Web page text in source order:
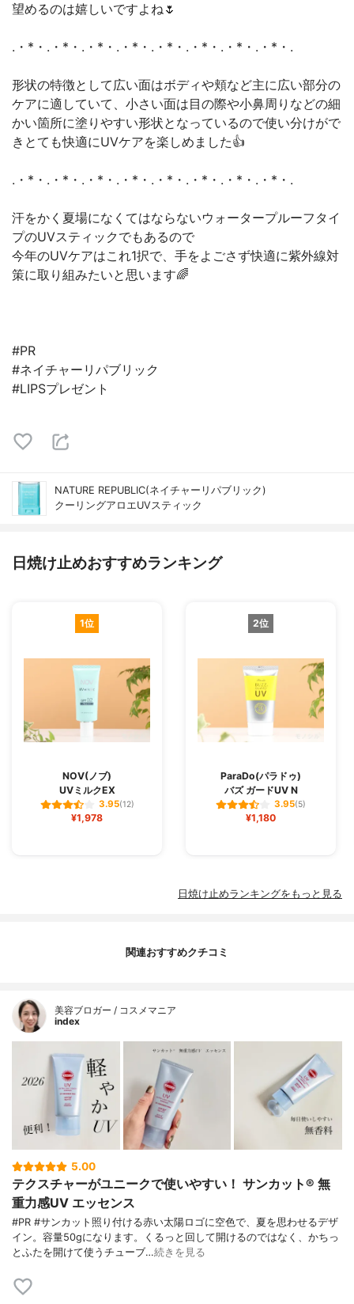
望めるのは嬉しいですよね🌷
.・*・.・*・.・*・.・*・.・*・.・*・.・*・.・*・.
形状の特徴として広い面はボディや頬など主に広い部分の
ケアに適していて、小さい面は目の際や小鼻周りなどの細
かい箇所に塗りやすい形状となっているので使い分けがで
きとても快適にUVケアを楽しめました👍
.・*・.・*・.・*・.・*・.・*・.・*・.・*・.・*・.
汗をかく夏場になくてはならないウォータープルーフタイ
プのUVスティックでもあるので
今年のUVケアはこれ1択で、手をよごさず快適に紫外線対
策に取り組みたいと思います🌈
#PR
#ネイチャーリパブリック
#LIPSプレゼント
NATURE REPUBLIC(ネイチャーリパブリック)
クーリングアロエUVスティック
日焼け止めおすすめランキング
1位
NOV(ノブ)
UVミルクEX
3.95(12)
¥1,978
2位
ParaDo(パラドゥ)
バズ ガードUV N
3.95(5)
¥1,180
日焼け止めランキングをもっと見る
関連おすすめクチコミ
美容ブロガー / コスメマニア
index
5.00
テクスチャーがユニークで使いやすい！ サンカット® 無
重力感UV エッセンス
#PR #サンカット照り付ける赤い太陽ロゴに空色で、夏を思わせるデザ
イン。容量50gになります。くるっと回して開けるのではなく、かちっ
とふたを開けて使うチューブ…続きを見る